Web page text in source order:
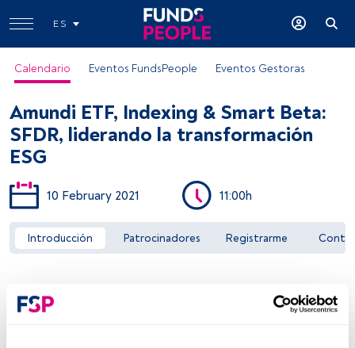
ES
Calendario Eventos FundsPeople Eventos Gestoras
Acceder a FundsPeople
Amundi ETF, Indexing & Smart Beta:
SFDR, liderando la transformación
ESG
10 February 2021 11:00h
Introducción Patrocinadores Registrarme